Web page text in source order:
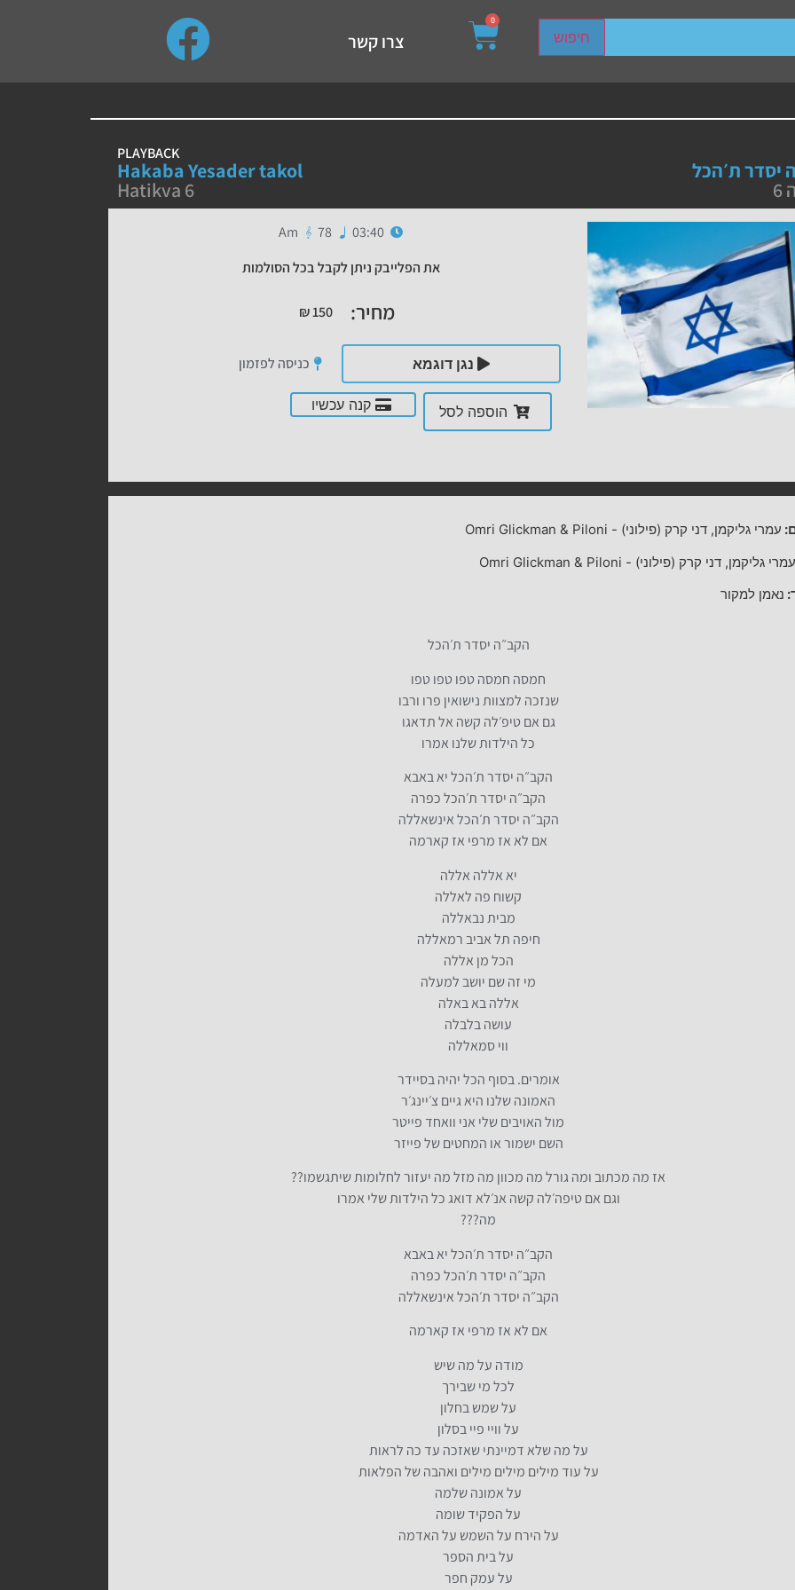
חיפוש
up and down arrows to review and enter to go to the desired page. Touch device users, explore by touch or with
0
צרו קשר
יסדר ת׳הכל
PLAYBACK
Hakaba Yesader takol
Hatikva 6
03:40
78
Am
את הפלייבק ניתן לקבל בכל הסולמות
מחיר: ₪150
נגן דוגמא כניסה לפזמון
הוספה לסל קנה עכשיו
עמרי גליקמן, דני קרק (פילוני) -
Omri Glickman & Piloni
עמרי גליקמן, דני קרק (פילוני) -
Omri Glickman & Piloni
נאמן למקור
הקב״ה יסדר ת׳הכל
חמסה חמסה טפו טפו טפו
שנזכה למצוות נישואין פרו ורבו
גם אם טיפ׳לה קשה אל תדאגו
כל הילדות שלנו אמרו
הקב״ה יסדר ת׳הכל יא באבא
הקב״ה יסדר ת׳הכל כפרה
הקב״ה יסדר ת׳הכל אינשאללה
אם לא אז מרפי אז קארמה
יא אללה אללה
קשוח פה לאללה
מבית נבאללה
חיפה תל אביב רמאללה
הכל מן אללה
מי זה שם יושב למעלה
אללה בא באלה
עושה בלבלה
ווי סמאללה
אומרים. בסוף הכל יהיה בסיידר
האמונה שלנו היא גיים צ׳יינג׳ר
מול האויבים שלי אני וואחד פייטר
השם ישמור או המחטים של פייזר
אז מה מכתוב ומה גורל מה מכוון מה מזל מה יעזור לחלומות שיתגשמו??
וגם אם טיפה׳לה קשה אנ׳לא דואג כל הילדות שלי אמרו
מה???
הקב״ה יסדר ת׳הכל יא באבא
הקב״ה יסדר ת׳הכל כפרה
הקב״ה יסדר ת׳הכל אינשאללה
אם לא אז מרפי אז קארמה
מודה על מה שיש
לכל מי שבירך
על שמש בחלון
על וויי פיי בסלון
על מה שלא דמיינתי שאזכה עד כה לראות
על עוד מילים מילים מילים ואהבה של הפלאות
על אמונה שלמה
על הפקיד שומה
על הירח על השמש על האדמה
על בית הספר
על עמק חפר